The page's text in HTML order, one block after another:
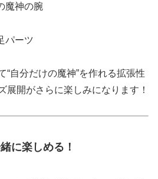
魔神の腕
パーツ
“自分だけの魔神”を作れる拡張性
展開がさらに楽しみになります！
に楽しめる！